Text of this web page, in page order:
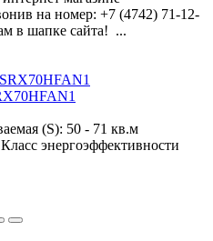
на номер: +7 (4742) 71-12-
в шапке сайта! ...
(S): 50 - 71 кв.м
Класс энергоэффективности